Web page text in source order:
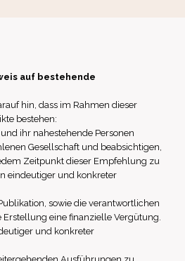
auf bestehende
hin, dass im Rahmen dieser
bestehen:
und ihr nahestehende Personen
Gesellschaft und beabsichtigen,
Zeitpunkt dieser Empfehlung zu
eindeutiger und konkreter
sowie die verantwortlichen
eine finanzielle Vergütung.
und konkreter